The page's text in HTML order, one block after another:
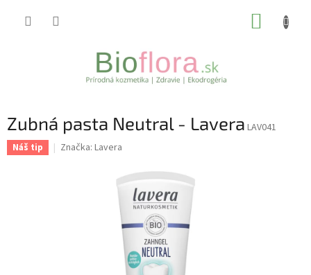
Zubná pasta Neutral - Lavera LAV041
Náš tip Značka: Lavera